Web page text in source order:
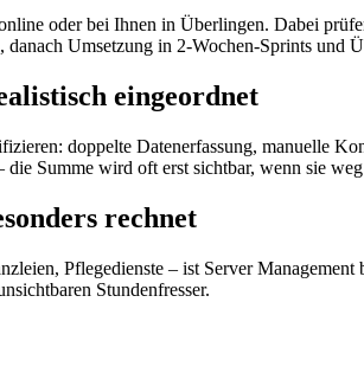
oder bei Ihnen in Überlingen. Dabei
Umsetzung in 2-Wochen-Sprints und
eingeordnet
doppelte Datenerfassung, manuelle
Summe wird oft erst sichtbar, wenn sie
rechnet
Pflegedienste – ist Server
Stundenfresser.